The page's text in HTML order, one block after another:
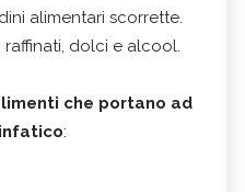
alimentari scorrette.
dolci e alcool.
che portano ad
: